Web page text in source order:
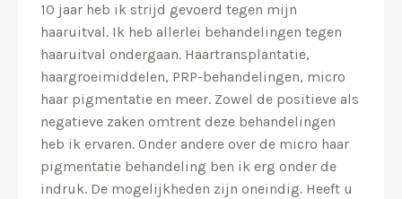
10 jaar heb ik strijd gevoerd tegen mijn
haaruitval. Ik heb allerlei behandelingen tegen
haaruitval ondergaan. Haartransplantatie,
haargroeimiddelen, PRP-behandelingen, micro
haar pigmentatie en meer. Zowel de positieve als
negatieve zaken omtrent deze behandelingen
heb ik ervaren. Onder andere over de micro haar
pigmentatie behandeling ben ik erg onder de
indruk. De mogelijkheden zijn oneindig. Heeft u